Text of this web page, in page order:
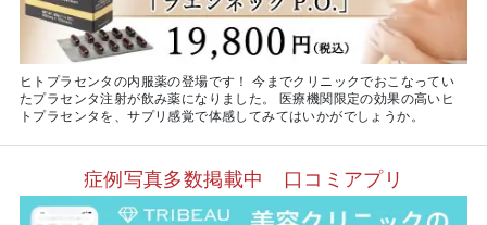
ヒトプラセンタの内服薬の登場です！ 今までクリニックでおこなってい
たプラセンタ注射が飲み薬になりました。 医療機関限定の効果の高いヒ
トプラセンタを、サプリ感覚で体感してみてはいかがでしょうか。
症例写真多数掲載中 口コミアプリ